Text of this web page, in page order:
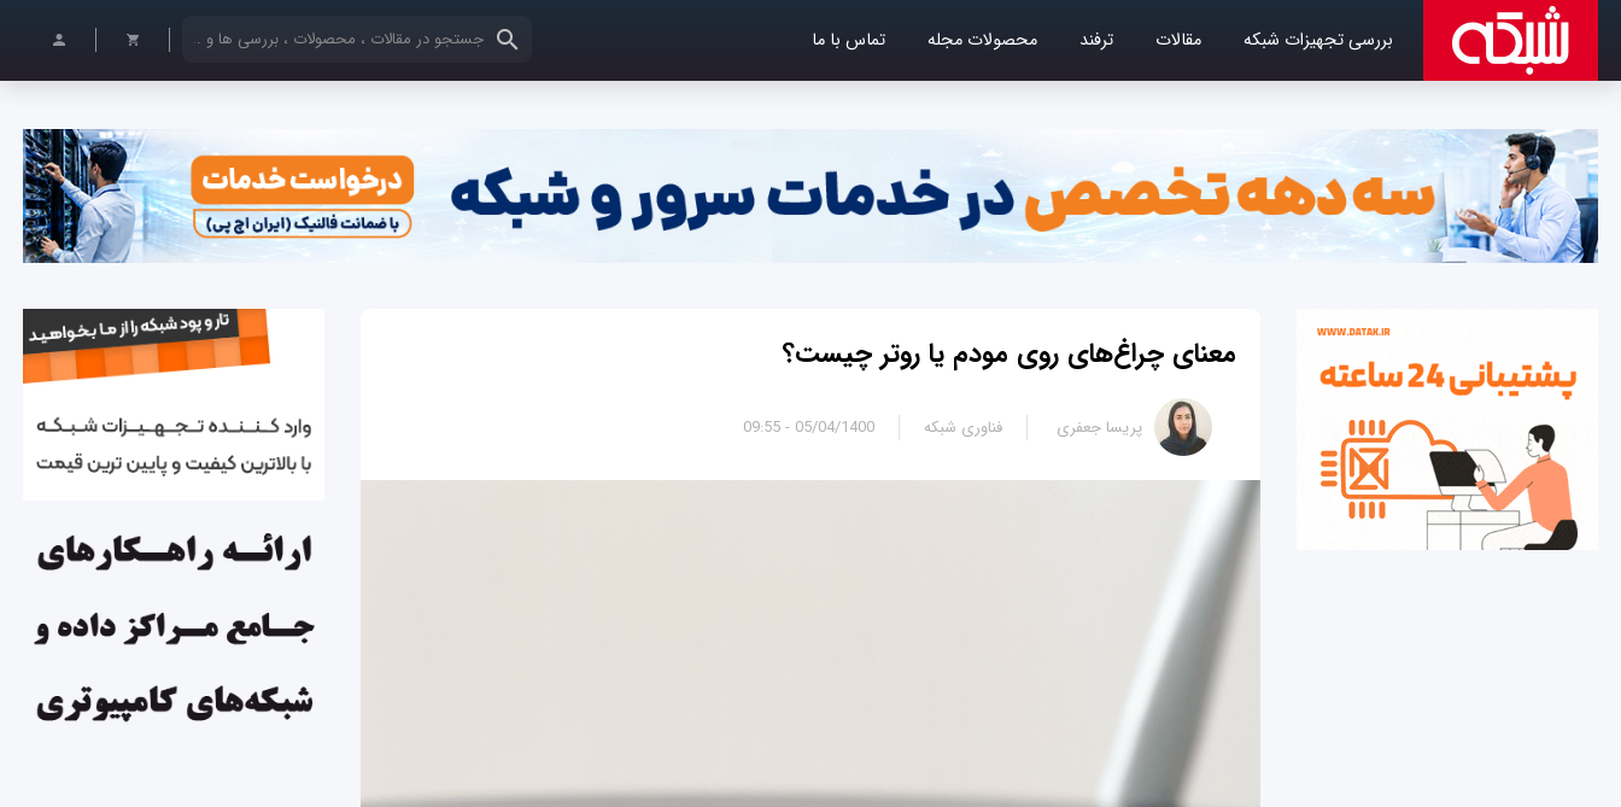
بررسی تجهیزات شبکه مقالات ترفند محصولات مجله تماس با ما کلمات کلیدی خود را وارد کنید
معنای چراغ‌های روی مودم یا روتر چیست؟
05/04/1400 - 09:55 پریسا جعفری فناوری شبکه